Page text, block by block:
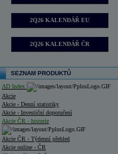
2Q26 KALENDÁŘ EU
2Q26 KALENDÁŘ ČR
SEZNAM PRODUKTŮ
AD Index
Akcie
Akcie - Denní statistiky
Akcie - Investiční doporučení
Akcie ČR - historie
Akcie ČR - Týdenní přehled
Akcie online - ČR